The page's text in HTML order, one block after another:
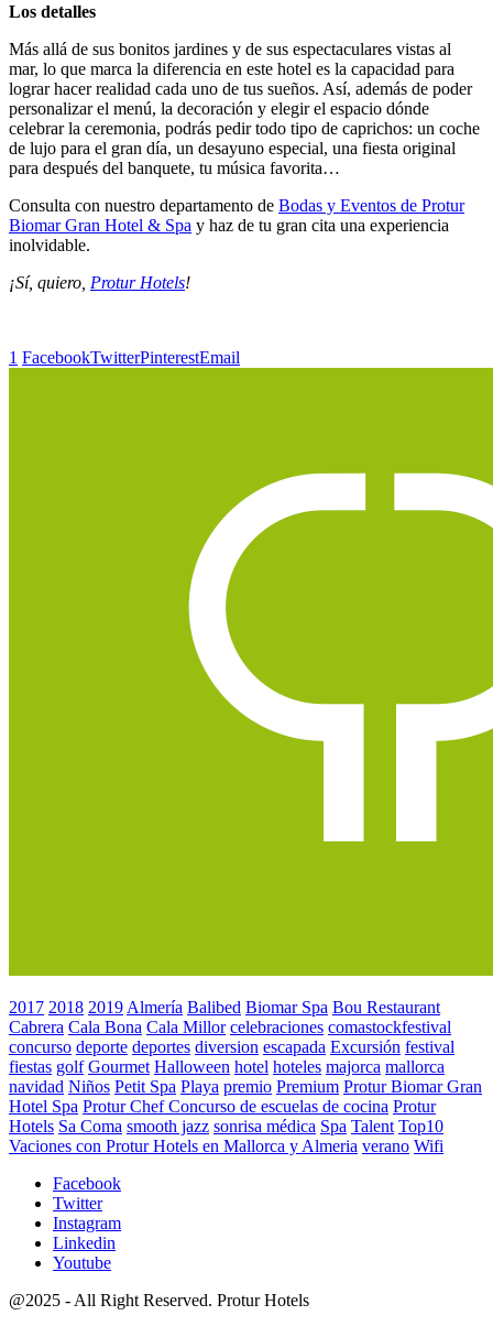
Los detalles
Más allá de sus bonitos jardines y de sus espectaculares vistas al
mar, lo que marca la diferencia en este hotel es la capacidad para
lograr hacer realidad cada uno de tus sueños. Así, además de poder
personalizar el menú, la decoración y elegir el espacio dónde
celebrar la ceremonia, podrás pedir todo tipo de caprichos: un coche
de lujo para el gran día, un desayuno especial, una fiesta original
para después del banquete, tu música favorita…
Consulta con nuestro departamento de Bodas y Eventos de Protur
Biomar Gran Hotel & Spa y haz de tu gran cita una experiencia
inolvidable.
¡Sí, quiero, Protur Hotels!
1 FacebookTwitterPinterestEmail
2017 2018 2019 Almería Balibed Biomar Spa Bou Restaurant
Cabrera Cala Bona Cala Millor celebraciones comastockfestival
concurso deporte deportes diversion escapada Excursión festival
fiestas golf Gourmet Halloween hotel hoteles majorca mallorca
navidad Niños Petit Spa Playa premio Premium Protur Biomar Gran
Hotel Spa Protur Chef Concurso de escuelas de cocina Protur
Hotels Sa Coma smooth jazz sonrisa médica Spa Talent Top10
Vaciones con Protur Hotels en Mallorca y Almeria verano Wifi
Facebook
Twitter
Instagram
Linkedin
Youtube
@2025 - All Right Reserved. Protur Hotels